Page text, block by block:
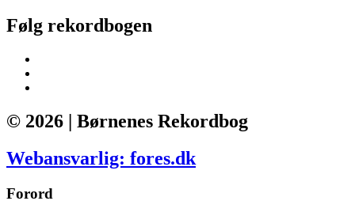
Følg rekordbogen
© 2026 | Børnenes Rekordbog
Webansvarlig: fores.dk
Forord